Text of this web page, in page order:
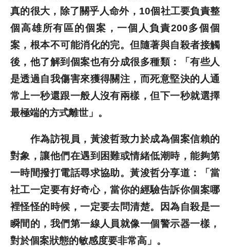
真的很大，除了關乎人命外，10個社工要負責整
個高雄所有區的個案，一個人負責200多個個
案，根本不可能消化的完。但隨著與自殺者接觸
後，他了解到個案也有分成很多種類：「有些人
是透過自我傷害來獲得關注，而死意堅決的人通
常上一秒還跟一般人沒有兩樣，但下一秒就選擇
最極端的方式離世」。
作為訪視員，黃浚哲致力於成為個案信賴的
對象，讓他們在遇到困難或情緒低潮時，能夠第
一時間撥打電話尋求協助。黃浚哲分享道：「當
社工一定要有好奇心，當你的經驗告訴你個案哪
裡怪怪的時候，一定要去問清楚。因為自殺是一
瞬間的，我們第一線人員就像一個警示器一樣，
對於個案狀態的敏感度要非常高」。